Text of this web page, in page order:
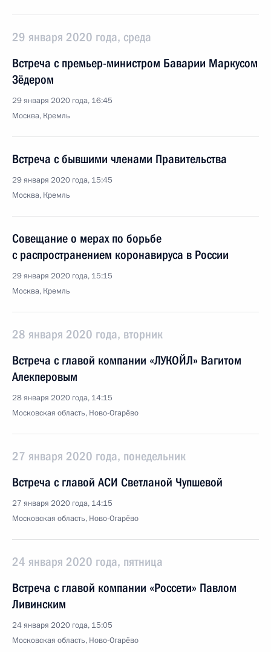
29 января 2020 года, среда
Встреча с премьер-министром Баварии Маркусом
Зёдером
29 января 2020 года, 16:45
Москва, Кремль
Встреча с бывшими членами Правительства
29 января 2020 года, 15:45
Москва, Кремль
Совещание о мерах по борьбе
с распространением коронавируса в России
29 января 2020 года, 15:15
Москва, Кремль
28 января 2020 года, вторник
Встреча с главой компании «ЛУКОЙЛ» Вагитом
Алекперовым
28 января 2020 года, 14:15
Московская область, Ново-Огарёво
27 января 2020 года, понедельник
Встреча с главой АСИ Светланой Чупшевой
27 января 2020 года, 14:15
Московская область, Ново-Огарёво
24 января 2020 года, пятница
Встреча с главой компании «Россети» Павлом
Ливинским
24 января 2020 года, 15:05
Московская область, Ново-Огарёво